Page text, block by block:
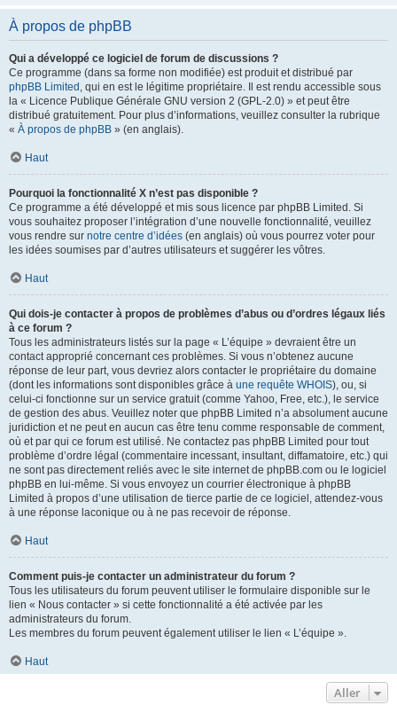
À propos de phpBB
Qui a développé ce logiciel de forum de discussions ?
Ce programme (dans sa forme non modifiée) est produit et distribué par
phpBB Limited , qui en est le légitime propriétaire. Il est rendu accessible sous
la « Licence Publique Générale GNU version 2 (GPL-2.0) » et peut être
distribué gratuitement. Pour plus d’informations, veuillez consulter la rubrique
« À propos de phpBB » (en anglais).
Haut
Pourquoi la fonctionnalité X n’est pas disponible ?
Ce programme a été développé et mis sous licence par phpBB Limited. Si
vous souhaitez proposer l’intégration d’une nouvelle fonctionnalité, veuillez
vous rendre sur notre centre d’idées (en anglais) où vous pourrez voter pour
les idées soumises par d’autres utilisateurs et suggérer les vôtres.
Haut
Qui dois-je contacter à propos de problèmes d’abus ou d’ordres légaux liés
à ce forum ?
Tous les administrateurs listés sur la page « L’équipe » devraient être un
contact approprié concernant ces problèmes. Si vous n’obtenez aucune
réponse de leur part, vous devriez alors contacter le propriétaire du domaine
(dont les informations sont disponibles grâce à une requête WHOIS), ou, si
celui-ci fonctionne sur un service gratuit (comme Yahoo, Free, etc.), le service
de gestion des abus. Veuillez noter que phpBB Limited n’a absolument aucune
juridiction et ne peut en aucun cas être tenu comme responsable de comment,
où et par qui ce forum est utilisé. Ne contactez pas phpBB Limited pour tout
problème d’ordre légal (commentaire incessant, insultant, diffamatoire, etc.) qui
ne sont pas directement reliés avec le site internet de phpBB.com ou le logiciel
phpBB en lui-même. Si vous envoyez un courrier électronique à phpBB
Limited à propos d’une utilisation de tierce partie de ce logiciel, attendez-vous
à une réponse laconique ou à ne pas recevoir de réponse.
Haut
Comment puis-je contacter un administrateur du forum ?
Tous les utilisateurs du forum peuvent utiliser le formulaire disponible sur le
lien « Nous contacter » si cette fonctionnalité a été activée par les
administrateurs du forum.
Les membres du forum peuvent également utiliser le lien « L’équipe ».
Haut
Aller